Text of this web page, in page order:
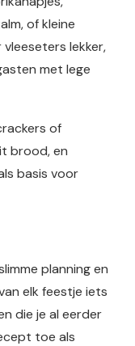
of kleine
lekker,
met lege
of
brood, en
basis voor
planning en
elk feestje iets
die je al eerder
toe als